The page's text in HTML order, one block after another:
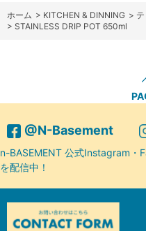
ホーム > KITCHEN & DINNING >
> STAINLESS DRIP POT 650ml
@N-Basement
n-BASEMENT 公式Instagram・
を配信中！